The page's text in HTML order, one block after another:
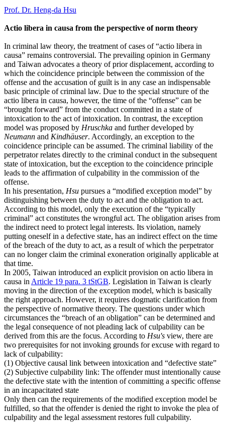
Prof. Dr. Heng-da Hsu
Actio libera in causa from the perspective of norm theory
In criminal law theory, the treatment of cases of “actio libera in
causa” remains controversial. The prevailing opinion in Germany
and Taiwan advocates a theory of prior displacement, according to
which the coincidence principle between the commission of the
offense and the accusation of guilt is in any case an indispensable
basic principle of criminal law. Due to the special structure of the
actio libera in causa, however, the time of the “offense” can be
“brought forward” from the conduct committed in a state of
intoxication to the act of intoxication. In contrast, the exception
model was proposed by Hruschka and further developed by
Neumann and Kindhäuser. Accordingly, an exception to the
coincidence principle can be assumed. The criminal liability of the
perpetrator relates directly to the criminal conduct in the subsequent
state of intoxication, but the exception to the coincidence principle
leads to the affirmation of culpability in the commission of the
offense.
In his presentation, Hsu pursues a “modified exception model” by
distinguishing between the duty to act and the obligation to act.
According to this model, only the execution of the “typically
criminal” act constitutes the wrongful act. The obligation arises from
the indirect need to protect legal interests. Its violation, namely
putting oneself in a defective state, has an indirect effect on the time
of the breach of the duty to act, as a result of which the perpetrator
can no longer claim the criminal exoneration originally applicable at
that time.
In 2005, Taiwan introduced an explicit provision on actio libera in
causa in Article 19 para. 3 tStGB. Legislation in Taiwan is clearly
moving in the direction of the exception model, which is basically
the right approach. However, it requires dogmatic clarification from
the perspective of normative theory. The questions under which
circumstances the “breach of an obligation” can be determined and
the legal consequence of not pleading lack of culpability can be
derived from this are the focus. According to Hsu's view, there are
two prerequisites for not invoking grounds for excuse with regard to
lack of culpability:
(1) Objective causal link between intoxication and “defective state”
(2) Subjective culpability link: The offender must intentionally cause
the defective state with the intention of committing a specific offense
in an incapacitated state
Only then can the requirements of the modified exception model be
fulfilled, so that the offender is denied the right to invoke the plea of
culpability and the legal assessment restores full culpability.